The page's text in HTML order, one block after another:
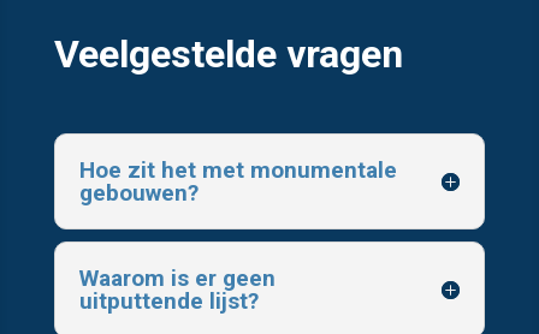
Veelgestelde vragen
Hoe zit het met monumentale
gebouwen?
Waarom is er geen
uitputtende lijst?